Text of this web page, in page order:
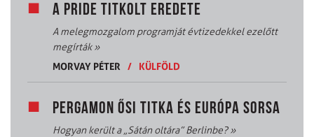
A PRIDE TITKOLT EREDETE
A melegmozgalom programját évtizedekkel ezelőtt
megírták»
MORVAY PÉTER
/ KÜLFÖLD
PERGAMON ŐSI TITKA ÉS EURÓPA SORSA
Hogyan került a „Sátán oltára” Berlinbe?»